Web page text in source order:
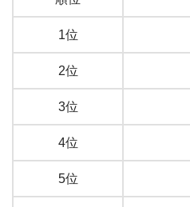
1位
2位
3位
4位
5位